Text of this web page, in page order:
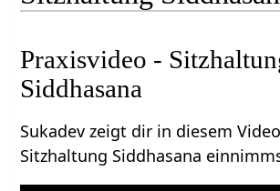
Praxisvideo -
Siddhasana
Sukadev zeigt dir in diesem
Sitzhaltung Siddhasana